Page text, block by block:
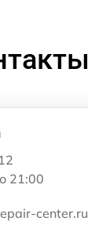
21:00
center.ru